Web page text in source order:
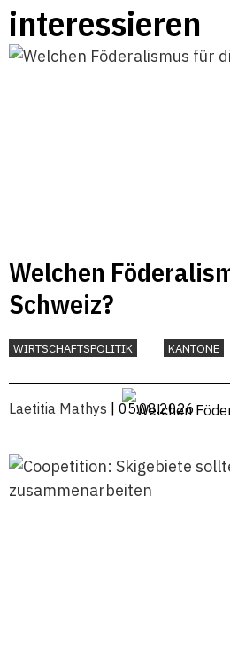
interessieren
Welchen
Schweiz?
WIRTSCHAFTSPOLITIK KANTONE
Laetitia Mathys | 05.08.2026